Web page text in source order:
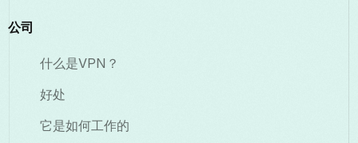
公司
什么是VPN？
好处
它是如何工作的